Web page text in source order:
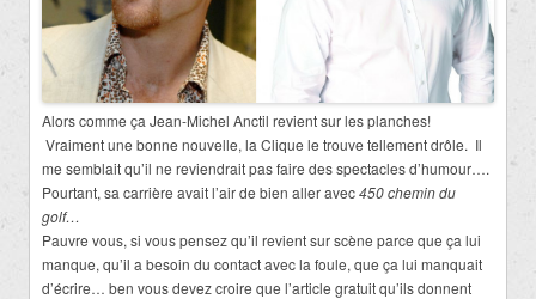
Alors comme ça Jean-Michel Anctil revient sur les planches!
Vraiment une bonne nouvelle, la Clique le trouve tellement drôle. Il
me semblait qu’il ne reviendrait pas faire des spectacles d’humour….
Pourtant, sa carrière avait l’air de bien aller avec450 chemin du
golf…
Pauvre vous, si vous pensez qu’il revient sur scène parce que ça lui
manque, qu’il a besoin du contact avec la foule, que ça lui manquait
d’écrire… ben vous devez croire que l’article gratuit qu’ils donnent